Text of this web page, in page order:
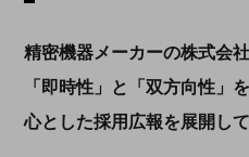
精密機器メーカーの株式会
「即時性」と「双方向性」
心とした採用広報を展開して